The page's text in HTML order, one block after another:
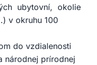
ubytovní, okolie
v okruhu 100
do vzdialenosti
národnej prírodnej